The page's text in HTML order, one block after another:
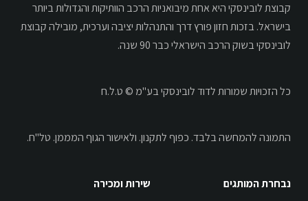
קבוצת לובינסקי היא אחת מיבואניות הרכב הוותיקות והגדולות ביותר
בישראל. בזכות חזון פורץ דרך והתנהלות יציבה וערכית, מובילה קבוצת
לובינסקי בשוק הרכב הישראלי כבר 90 שנה.
כל הזכויות שמורות לדוד לובינסקי בע"מ © ט.ל.ח
התמונה להמחשה בלבד. כפוף לתקנון. ולאישור הגוף המממן. טל"ח.
נבחרת המותגים שירות ומכירה